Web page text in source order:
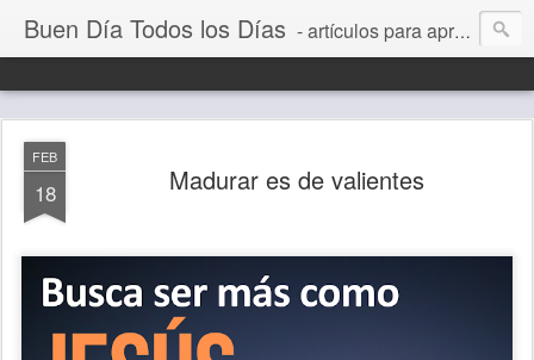
Buen Día Todos los Días - artículos para aprender a vivir mejor, un día a la vez. Por Juan C Quintero
FEB
18 Madurar es de valientes